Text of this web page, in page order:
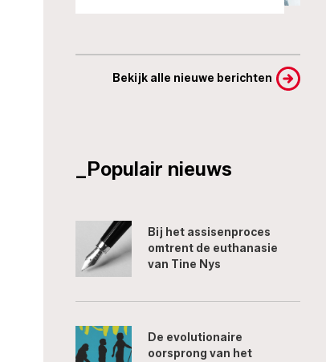
Bekijk alle nieuwe berichten
_Populair nieuws
Bij het assisenproces
omtrent de euthanasie
van Tine Nys
De evolutionaire
oorsprong van het